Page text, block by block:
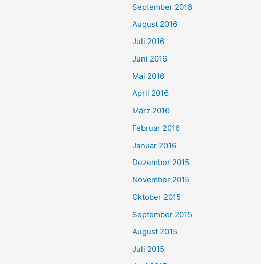
September 2016
August 2016
Juli 2016
Juni 2016
Mai 2016
April 2016
März 2016
Februar 2016
Januar 2016
Dezember 2015
November 2015
Oktober 2015
September 2015
August 2015
Juli 2015